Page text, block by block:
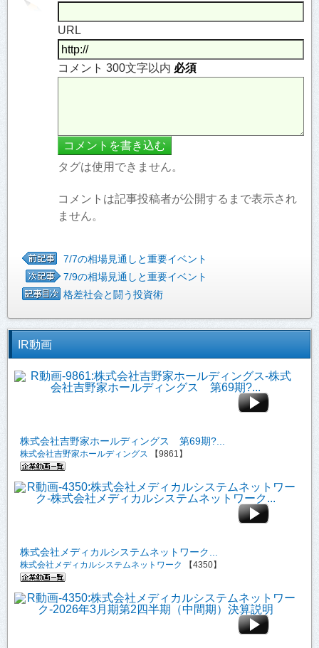
URL
コメント 300文字以内 必須
タグは使用できません。
コメントは記事投稿者が公開するまで表示され
ません。
7/7の相場見通しと重要イベント
7/9の相場見通しと重要イベント
格差社会と闘う投資術
IR動画
株式会社吉野家ホールディングス 第69期?...
株式会社吉野家ホールディングス 【9861】
株式会社メディカルシステムネットワーク...
株式会社メディカルシステムネットワーク 【4350】